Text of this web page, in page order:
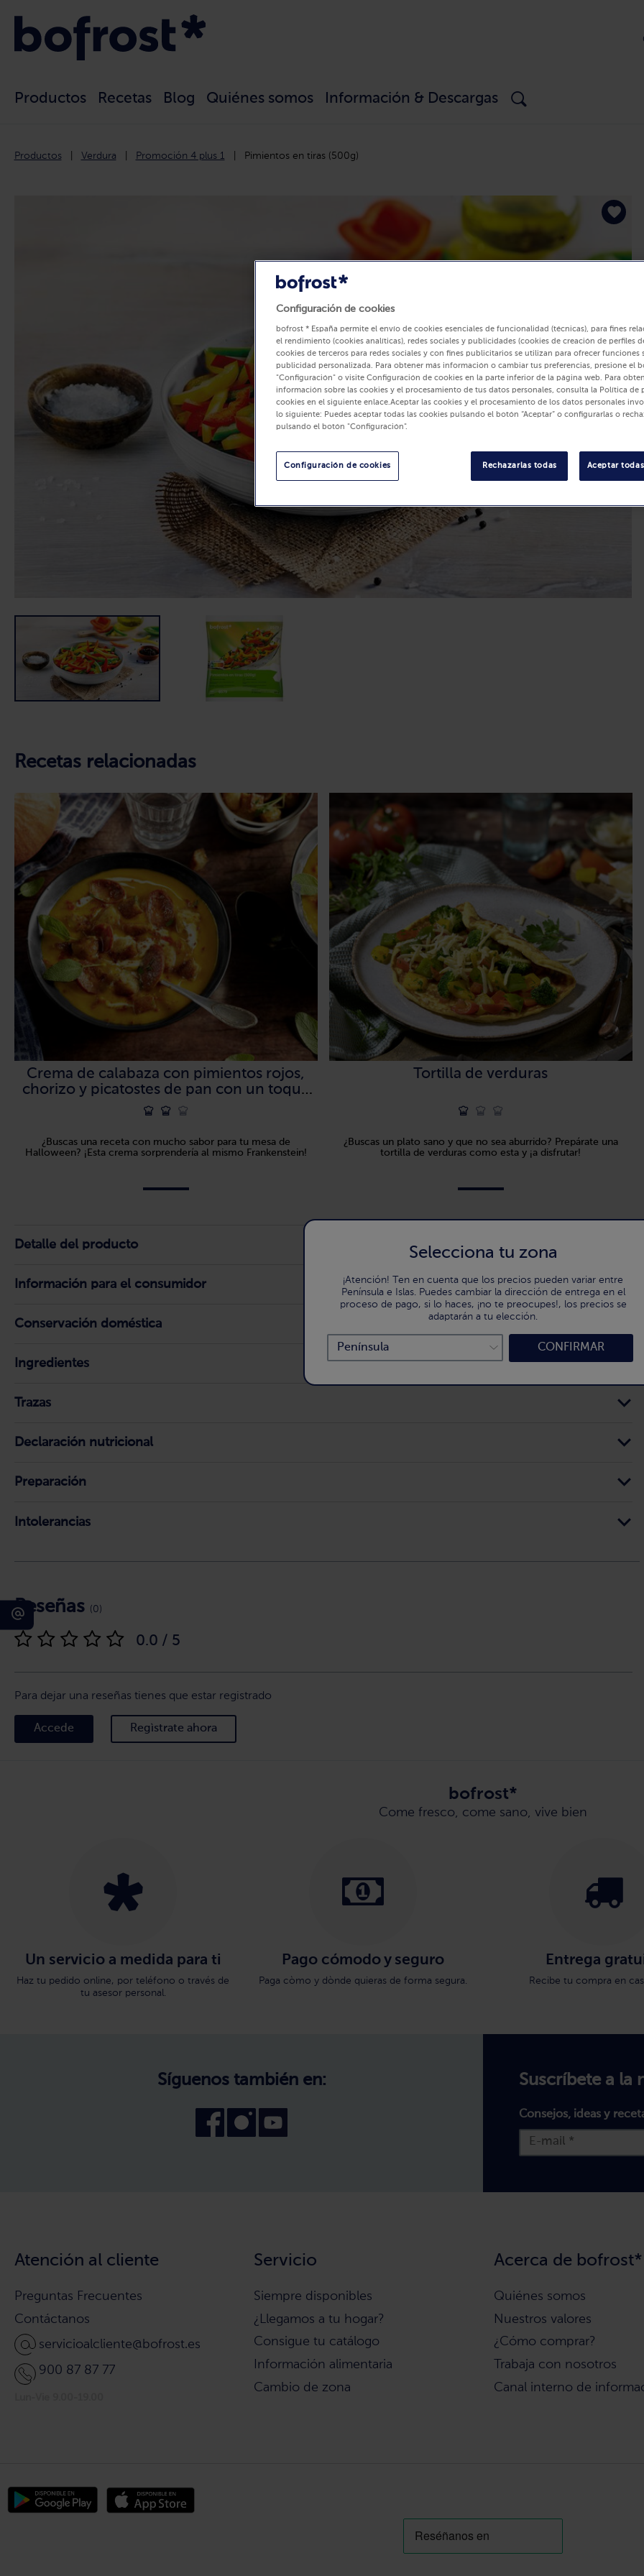
Productos Recetas Blog Quiénes somos Información & Descargas
Productos Verdura Promoción 4 plus 1 Pimientos en tiras (500g)
Recetas relacionadas
Crema de calabaza con pimientos rojos,
chorizo y picatostes de pan con un toque
de mermelada
¿Buscas una receta con mucho sabor para tu mesa de
Halloween? ¡Esta crema sorprendería al mismo Frankenstein!
Tortilla de verduras
¿Buscas un plato sano y que no sea aburrido? Prepárate una
tortilla de verduras como esta y ¡a disfrutar!
Detalle del producto
Información para el consumidor
Conservación doméstica
Ingredientes
Trazas
Declaración nutricional
Preparación
Intolerancias
Reseñas (0)
0.0 / 5
Para dejar una reseñas tienes que estar registrado
Accede Regìstrate ahora
bofrost*
Come fresco, come sano, vive bien
Un servicio a medida para ti
Haz tu pedido online, por teléfono o través de
tu asesor personal.
Pago cómodo y seguro
Paga còmo y dònde quieras de forma segura.
Entrega
Recibe tu compra en
Atención al cliente
Preguntas Frecuentes
Contáctanos
servicioalcliente@bofrost.es
900 87 87 77
Servicio
Siempre disponibles
¿Llegamos a tu hogar?
Consigue tu catálogo
Información alimentaria
Cambio de zona
Acerca de bofrost*
Quiénes somos
Nuestros valores
¿Cómo comprar?
Trabaja con nosotros
Canal interno de
Síguenos también en: Suscríbete a la
Consejos, ideas y
Selecciona tu zona
¡Atención! Ten en cuenta que los precios pueden variar entre
Península e Islas. Puedes cambiar la dirección de entrega en el
proceso de pago, si lo haces, ¡no te preocupes!, los precios se
adaptarán a tu elección.
CONFIRMAR
Configuración de cookies
bofrost * España permite el envío de cookies esenciales de funcionalidad (técnicas), para fines
el rendimiento (cookies analíticas), redes sociales y publicidades (cookies de creación de perfiles
cookies de terceros para redes sociales y con fines publicitarios se utilizan para ofrecer funciones
publicidad personalizada. Para obtener más información o cambiar tus preferencias, presione el
"Configuración" o visite Configuración de cookies en la parte inferior de la página web. Para
información sobre las cookies y el procesamiento de tus datos personales, consulta la Política de
cookies en el siguiente enlace.Aceptar las cookies y el procesamiento de los datos personales
lo siguiente: Puedes aceptar todas las cookies pulsando el botón “Aceptar” o configurarlas o
pulsando el botón "Configuración".
Rechazarlas todas Aceptar
Configuración de cookies